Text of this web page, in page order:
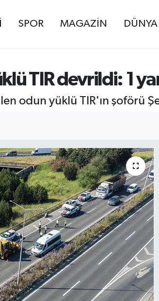
SPOR MAGAZİN DÜNYA
TIR devrildi: 1
odun yüklü TIR'ın şoförü